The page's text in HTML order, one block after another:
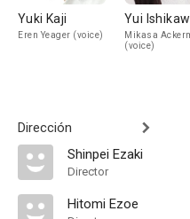
Yuki Kaji
Eren Yeager (voice)
Yui
Mikasa
(voice)
Dirección
Shinpei Ezaki
Director
Hitomi Ezoe